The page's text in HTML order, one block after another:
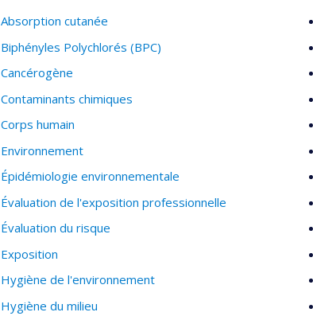
Absorption cutanée
Biphényles Polychlorés (BPC)
Cancérogène
Contaminants chimiques
Corps humain
Environnement
Épidémiologie environnementale
Évaluation de l'exposition professionnelle
Évaluation du risque
Exposition
Hygiène de l'environnement
Hygiène du milieu